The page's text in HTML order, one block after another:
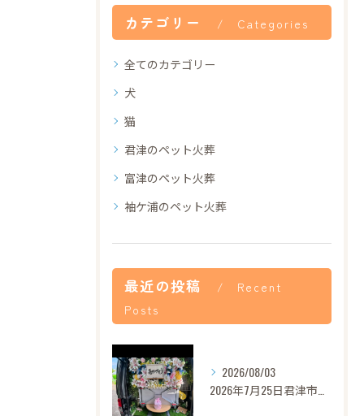
カテゴリー Categories
全てのカテゴリー
犬
猫
君津のペット火葬
富津のペット火葬
袖ケ浦のペット火葬
最近の投稿
Recent
Posts
2026/08/03